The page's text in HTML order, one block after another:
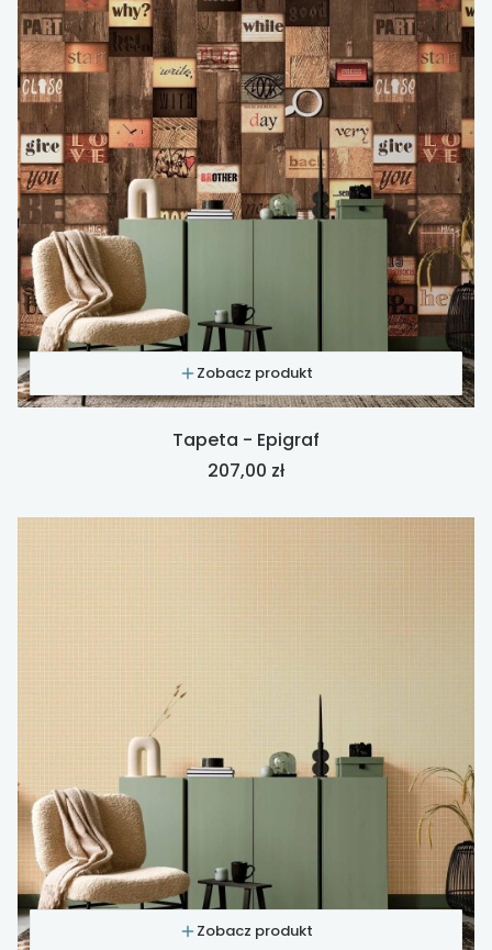
Zobacz produkt
Tapeta - Epigraf
Cena
207,00 zł
Zobacz produkt